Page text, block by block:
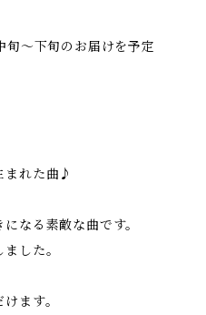
旬〜下旬のお届けを予定
まれた曲♪
なる素敵な曲です。
した。
ます。